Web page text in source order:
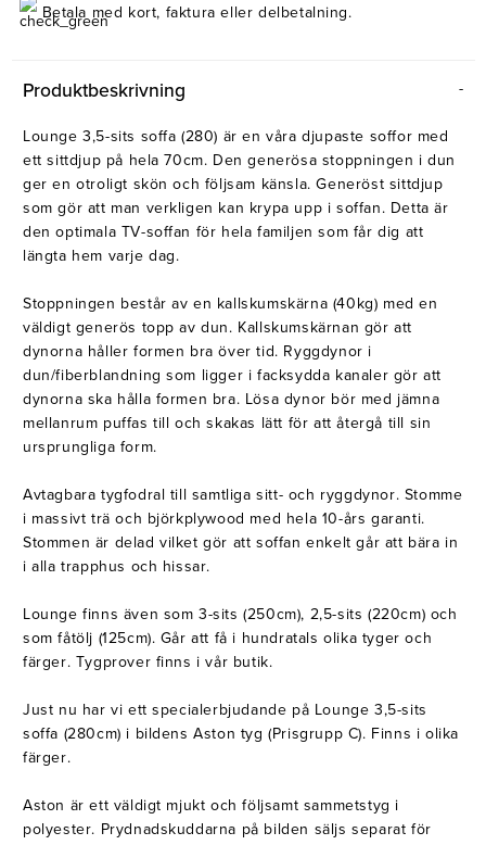
Belysning
Mattor
Betala med kort, faktura eller delbetalning.
Produktbeskrivning
Lounge 3,5-sits soffa (280) är en våra djupaste soffor med
ett sittdjup på hela 70cm. Den generösa stoppningen i dun
ger en otroligt skön och följsam känsla. Generöst sittdjup
som gör att man verkligen kan krypa upp i soffan. Detta är
den optimala TV-soffan för hela familjen som får dig att
längta hem varje dag.
Stoppningen består av en kallskumskärna (40kg) med en
väldigt generös topp av dun. Kallskumskärnan gör att
dynorna håller formen bra över tid. Ryggdynor i
dun/fiberblandning som ligger i facksydda kanaler gör att
dynorna ska hålla formen bra. Lösa dynor bör med jämna
mellanrum puffas till och skakas lätt för att återgå till sin
ursprungliga form.
Avtagbara tygfodral till samtliga sitt- och ryggdynor. Stomme
i massivt trä och björkplywood med hela 10-års garanti.
Stommen är delad vilket gör att soffan enkelt går att bära in
i alla trapphus och hissar.
Lounge finns även som 3-sits (250cm), 2,5-sits (220cm) och
som fåtölj (125cm). Går att få i hundratals olika tyger och
färger. Tygprover finns i vår butik.
Just nu har vi ett specialerbjudande på Lounge 3,5-sits
soffa (280cm) i bildens Aston tyg (Prisgrupp C). Finns i olika
färger.
Aston är ett väldigt mjukt och följsamt sammetstyg i
polyester. Prydnadskuddarna på bilden säljs separat för